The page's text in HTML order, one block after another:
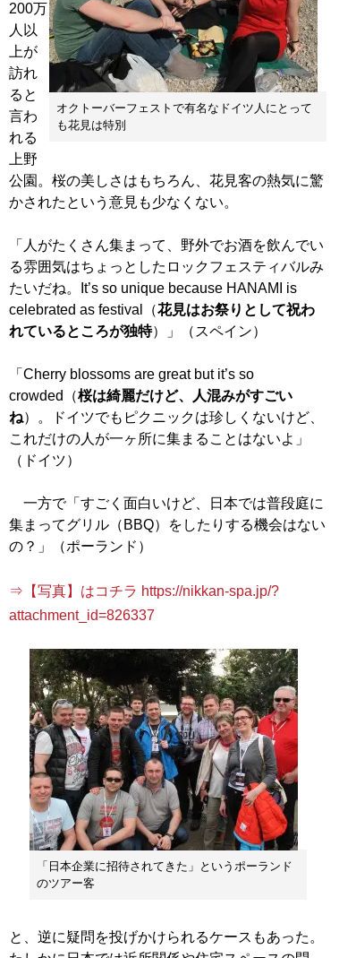
オクトーバーフェストで有名なドイツ人にとって
も花見は特別
200万
人以
上が
訪れ
ると
言わ
れる
上野
公園。桜の美しさはもちろん、花見客の熱気に驚
かされたという意見も少なくない。
「人がたくさん集まって、野外でお酒を飲んでい
る雰囲気はちょっとしたロックフェスティバルみ
たいだね。It’s so unique because HANAMI is
celebrated as festival（花見はお祭りとして祝わ
れているところが独特）」（スペイン）
「Cherry blossoms are great but it’s so
crowded（桜は綺麗だけど、人混みがすごい
ね）。ドイツでもピクニックは珍しくないけど、
これだけの人が一ヶ所に集まることはないよ」
（ドイツ）
一方で「すごく面白いけど、日本では普段庭に
集まってグリル（BBQ）をしたりする機会はない
の？」（ポーランド）
⇒【写真】はコチラ https://nikkan-spa.jp/?
attachment_id=826337
「日本企業に招待されてきた」というポーランド
のツアー客
と、逆に疑問を投げかけられるケースもあった。